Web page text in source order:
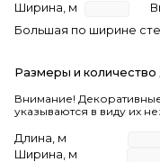
Ширина, м
Большая по ширине
Размеры и
Внимание!
указываются в виду их
Длина, м
Ширина, м